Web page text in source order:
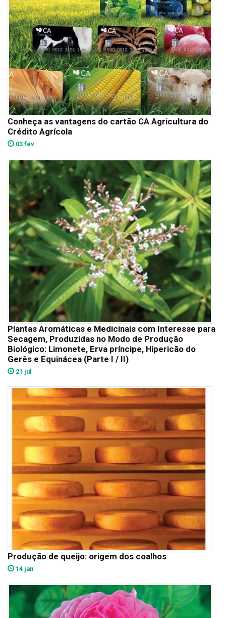
Conheça as vantagens do cartão CA Agricultura do
Crédito Agrícola
03 fev
Plantas Aromáticas e Medicinais com Interesse para
Secagem, Produzidas no Modo de Produção
Biológico: Limonete, Erva príncipe, Hipericão do
Gerês e Equinácea (Parte I / II)
21 jul
Produção de queijo: origem dos coalhos
14 jan